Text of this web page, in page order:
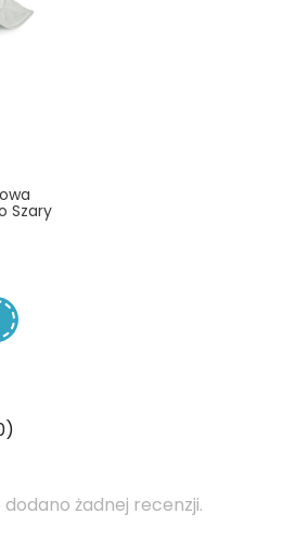
Szary
dodano żadnej recenzji.